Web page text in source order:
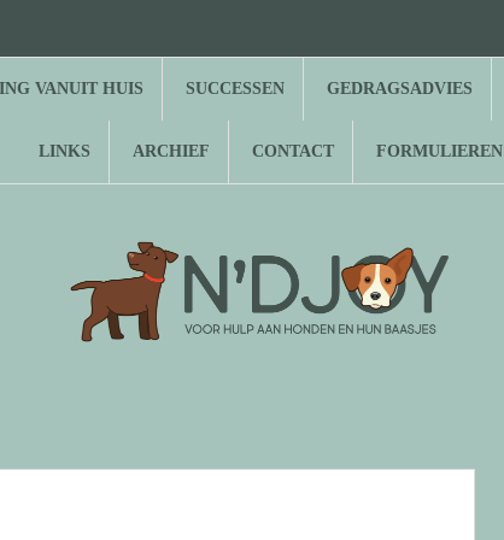
zoekt
baasje
vanuit
huis
N’Djoy
VANUIT HUIS SUCCESSEN GEDRAGSADVIES
LINKS ARCHIEF CONTACT FORMULIEREN